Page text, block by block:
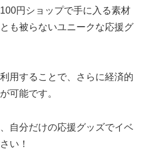
円ショップで手に入る素材
も被らないユニークな応援グ
用することで、さらに経済的
可能です。
自分だけの応援グッズでイベ
い！